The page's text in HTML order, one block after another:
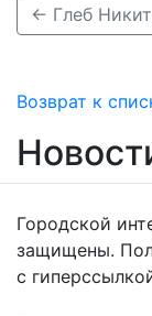
← Глеб
Возврат к
Городской
защищены.
с